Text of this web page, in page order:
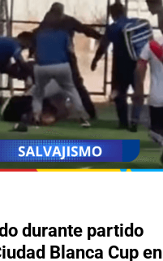
durante partido
Blanca Cup en